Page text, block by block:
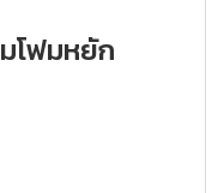
โฟมหยัก